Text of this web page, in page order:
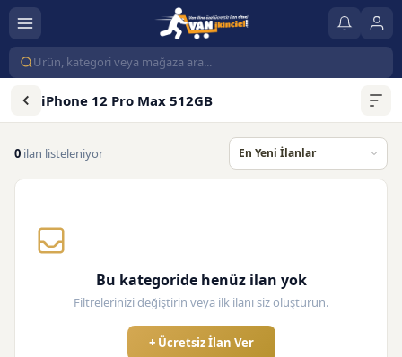
iPhone 12 Pro Max 512GB
0 ilan listeleniyor
Bu kategoride henüz ilan yok
Filtrelerinizi değiştirin veya ilk ilanı siz oluşturun.
+ Ücretsiz İlan Ver